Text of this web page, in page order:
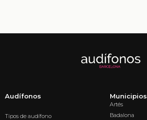
Audífonos
Tipos de audífono
Municipios
Artés
Badalona